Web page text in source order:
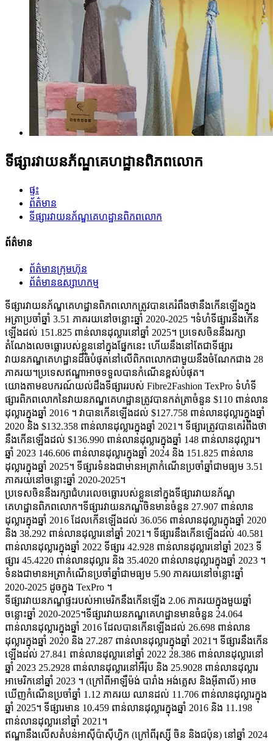
ទីផ្សារវាយនភ័ណ្ឌគេហដ្ឋានពិភពលោក
ផ្ទះ
ព័ត៌មាន
ទីផ្សារវាយនភ័ណ្ឌគេហដ្ឋានពិភពលោក
ព័ត៌មាន
ព័ត៌មានក្រុមហ៊ុន
ព័ត៌មានឧស្សាហកម្ម
ទីផ្សារវាយនភ័ណ្ឌគេហដ្ឋានពិភពលោកត្រូវបានគេរំពឹងថានឹងកើនឡើងក្នុង
អត្រាប្រចាំឆ្នាំ 3.51 ភាគរយនៅចន្លោះឆ្នាំ 2020-2025 ។ទំហំទីផ្សារនឹងកើន
ឡើងដល់ 151.825 ពាន់លានដុល្លារនៅឆ្នាំ 2025។ ប្រទេសចិននឹងរក្សា
តំណែងលេចធ្លោរបស់ខ្លួននៅក្នុងផ្នែកនេះ ហើយនឹងនៅតែជាទីផ្សារ
វាយនភណ្ឌគេហដ្ឋានដ៏ធំបំផុតនៅលើពិភពលោកជាមួយនឹងចំណែកជាង 28
ភាគរយ។ប្រទេសឥណ្ឌាអាចទទួលបានកំណើនខ្ពស់បំផុត។
យោងតាមឧបករណ៍យល់ដឹងទីផ្សាររបស់ Fibre2Fashion TexPro ទំហំទី
ផ្សារពិភពលោកនៃវាយនភណ្ឌគេហដ្ឋានត្រូវបានកត់ត្រាចំនួន $110 ពាន់លាន
ដុល្លារក្នុងឆ្នាំ 2016 ។ វាបានកើនឡើងដល់ $127.758 ពាន់លានដុល្លារក្នុងឆ្នាំ
2020 និង $132.358 ពាន់លានដុល្លារក្នុងឆ្នាំ 2021។ ទីផ្សារត្រូវបានគេរំពឹងថា
នឹងកើនឡើងដល់ $136.990 ពាន់លានដុល្លារក្នុងឆ្នាំ 148 ពាន់លានដុល្លារ។
ឆ្នាំ 2023 146.606 ពាន់លានដុល្លារក្នុងឆ្នាំ 2024 និង 151.825 ពាន់លាន
ដុល្លារក្នុងឆ្នាំ 2025។ ទីផ្សារទំនងជាមានអត្រាកំណើនប្រចាំឆ្នាំជាមធ្យម 3.51
ភាគរយនៅចន្លោះឆ្នាំ 2020-2025។
ប្រទេសចិននឹងរក្សាជំហរលេចធ្លោរបស់ខ្លួននៅក្នុងទីផ្សារវាយនភ័ណ្ឌ
គេហដ្ឋានពិភពលោក។ទីផ្សារវាយនភណ្ឌចិនមានចំនួន 27.907 ពាន់លាន
ដុល្លារក្នុងឆ្នាំ 2016 ដែលកើនឡើងដល់ 36.056 ពាន់លានដុល្លារក្នុងឆ្នាំ 2020
និង 38.292 ពាន់លានដុល្លារនៅឆ្នាំ 2021។ ទីផ្សារនឹងកើនឡើងដល់ 40.581
ពាន់លានដុល្លារក្នុងឆ្នាំ 2022 ទីផ្សារ 42.928 ពាន់លានដុល្លារនៅឆ្នាំ 2023 ទី
ផ្សារ 45.4220 ពាន់លានដុល្លារ និង 35.4020 ពាន់លានដុល្លារក្នុងឆ្នាំ 2023 ។
ទំនងជាមានអត្រាកំណើនប្រចាំឆ្នាំជាមធ្យម 5.90 ភាគរយនៅចន្លោះឆ្នាំ
2020-2025 ដូចក្នុង TexPro ។
ទីផ្សារវាយនភណ្ឌផ្ទះរបស់អាមេរិកនឹងកើនឡើង 2.06 ភាគរយក្នុងមួយឆ្នាំ
ចន្លោះឆ្នាំ 2020-2025។ទីផ្សារវាយនភណ្ឌគេហដ្ឋានមានចំនួន 24.064
ពាន់លានដុល្លារក្នុងឆ្នាំ 2016 ដែលបានកើនឡើងដល់ 26.698 ពាន់លាន
ដុល្លារក្នុងឆ្នាំ 2020 និង 27.287 ពាន់លានដុល្លារក្នុងឆ្នាំ 2021។ ទីផ្សារនឹងកើន
ឡើងដល់ 27.841 ពាន់លានដុល្លារនៅឆ្នាំ 2022 28.386 ពាន់លានដុល្លារនៅ
ឆ្នាំ 2023 25.2928 ពាន់លានដុល្លារនៅអឺរ៉ុប និង 25.9028 ពាន់លានដុល្លារ
អាមេរិកនៅឆ្នាំ 2023 ។ (ក្រៅពីអាឡឺម៉ង់ បារាំង អង់គ្លេស និងអ៊ីតាលី) អាច
ឃើញកំណើនប្រចាំឆ្នាំ 1.12 ភាគរយ ឈានដល់ 11.706 ពាន់លានដុល្លារក្នុង
ឆ្នាំ 2025។ ទីផ្សារមាន 10.459 ពាន់លានដុល្លារក្នុងឆ្នាំ 2016 និង 11.198
ពាន់លានដុល្លារនៅឆ្នាំ 2021។
ឥណ្ឌានឹងលើសតំបន់អាស៊ីប៉ាស៊ីហ្វិក (ក្រៅពីរុស្ស៊ី ចិន និងជប៉ុន) នៅឆ្នាំ 2024